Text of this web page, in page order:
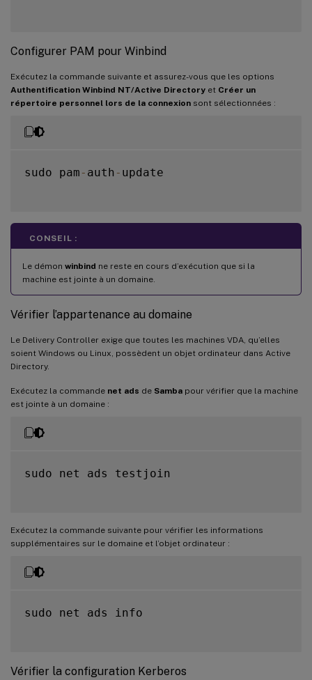
Configurer PAM pour Winbind
Exécutez la commande suivante et assurez-vous que les options
Authentification Winbind NT/Active Directory et Créer un
répertoire personnel lors de la connexion sont sélectionnées :
sudo pam - auth - update
CONSEIL :
Le démon winbind ne reste en cours d’exécution que si la
machine est jointe à un domaine.
Vérifier l’appartenance au domaine
Le Delivery Controller exige que toutes les machines VDA, qu’elles
soient Windows ou Linux, possèdent un objet ordinateur dans Active
Directory.
Exécutez la commande net ads de Samba pour vérifier que la machine
est jointe à un domaine :
sudo net ads testjoin
Exécutez la commande suivante pour vérifier les informations
supplémentaires sur le domaine et l’objet ordinateur :
sudo net ads info
Vérifier la configuration Kerberos